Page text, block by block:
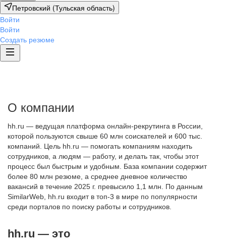
Петровский (Тульская область)
Войти
Войти
Создать резюме
О компании
hh.ru — ведущая платформа онлайн-рекрутинга в России,
которой пользуются свыше 60 млн соискателей и 600 тыс.
компаний. Цель hh.ru — помогать компаниям находить
сотрудников, а людям — работу, и делать так, чтобы этот
процесс был быстрым и удобным. База компании содержит
более 80 млн резюме, а среднее дневное количество
вакансий в течение 2025 г. превысило 1,1 млн. По данным
SimilarWeb, hh.ru входит в топ-3 в мире по популярности
среди порталов по поиску работы и сотрудников.
hh.ru — это